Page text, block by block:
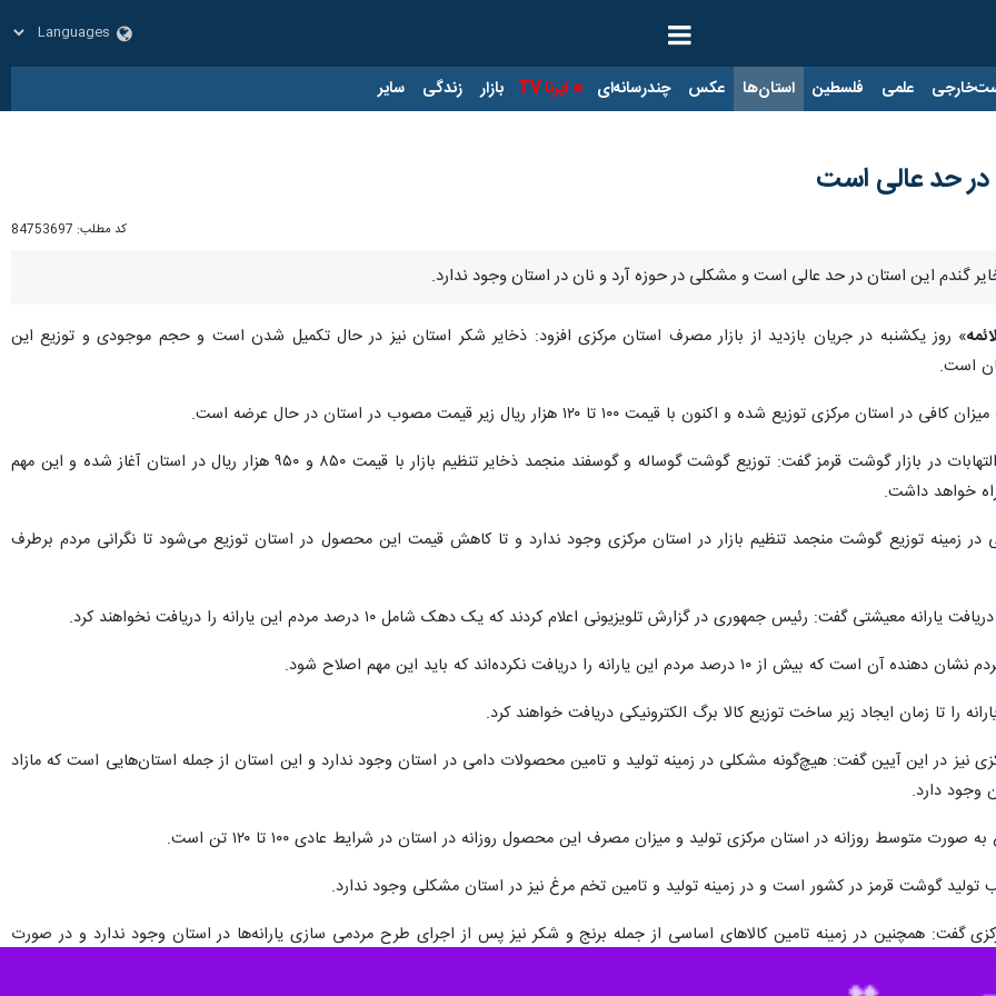
علمی فلسطین استان‌ها عکس چندرسانه‌ای ایرنا TV بازار زندگی سایر
در حد عالی است
کد مطلب: 84753697